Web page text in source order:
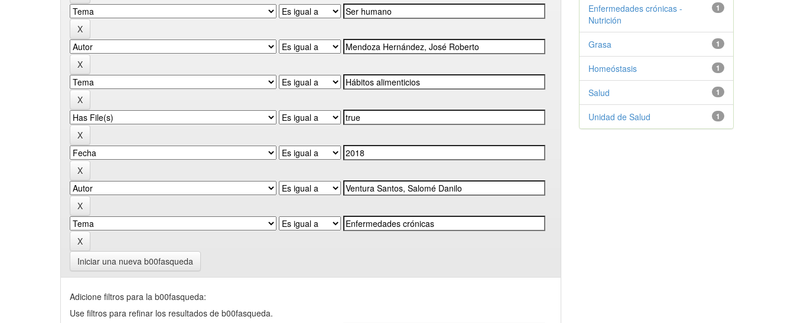
Iniciar una nueva b00fasqueda
Adicione filtros para la b00fasqueda:
Use filtros para refinar los resultados de b00fasqueda.
1
Enfermedades crónicas -
Nutrición
1
Grasa
1
Homeóstasis
1
Salud
1
Unidad de Salud